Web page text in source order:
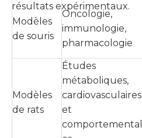
résultats expérimentaux.
Modèles
de souris
Oncologie,
immunologie,
pharmacologie
Modèles
de rats
Études
métaboliques,
cardiovasculaires
et
comportemental